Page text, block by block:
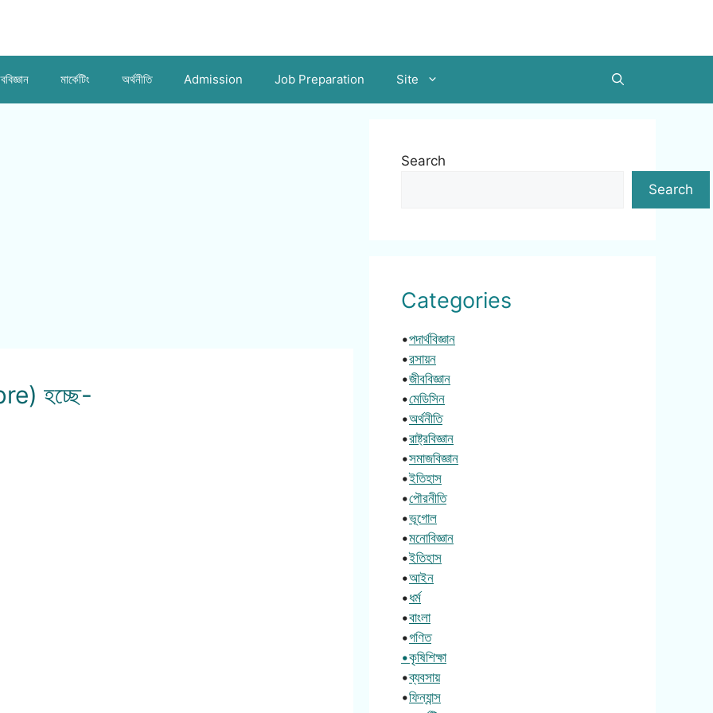
মার্কেটিং অর্থনীতি Admission Job Preparation Site
হচ্ছে-
Search
Search
Categories
•পদার্থবিজ্ঞান
•রসায়ন
•জীববিজ্ঞান
•মেডিসিন
•অর্থনীতি
•রাষ্ট্রবিজ্ঞান
•সমাজবিজ্ঞান
•ইতিহাস
•পৌরনীতি
•ভূগোল
•মনোবিজ্ঞান
•ইতিহাস
•আইন
•ধর্ম
•বাংলা
•গণিত
•কৃষিশিক্ষা
•ব্যবসায়
•ফিন্যান্স